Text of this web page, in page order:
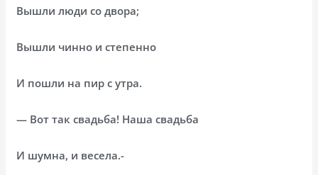
Вышли люди со двора;
Вышли чинно и степенно
И пошли на пир с утра.
— Вот так свадьба! Наша свадьба
И шумна, и весела.-